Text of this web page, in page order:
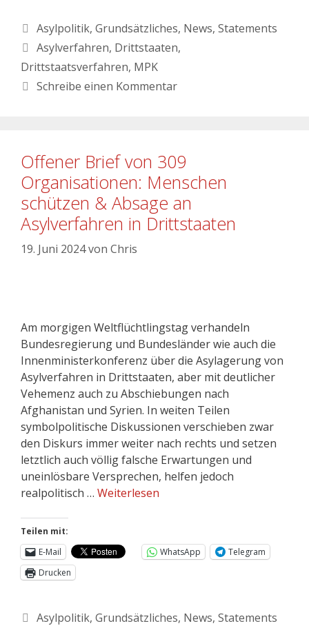
Asylpolitik, Grundsätzliches, News, Statements
Asylverfahren, Drittstaaten,
Drittstaatsverfahren, MPK
Schreibe einen Kommentar
Offener Brief von 309
Organisationen: Menschen
schützen & Absage an
Asylverfahren in Drittstaaten
19. Juni 2024von Chris
Am morgigen Weltflüchtlingstag verhandeln
Bundesregierung und Bundesländer wie auch die
Innenministerkonferenz über die Asylagerung von
Asylverfahren in Drittstaaten, aber mit deutlicher
Vehemenz auch zu Abschiebungen nach
Afghanistan und Syrien. In weiten Teilen
symbolpolitische Diskussionen verschieben zwar
den Diskurs immer weiter nach rechts und setzen
letztlich auch völlig falsche Erwartungen und
uneinlösbare Versprechen, helfen jedoch
realpolitisch … Weiterlesen
Teilen mit:
E-Mail
WhatsApp
Telegram
Drucken
Asylpolitik, Grundsätzliches, News, Statements